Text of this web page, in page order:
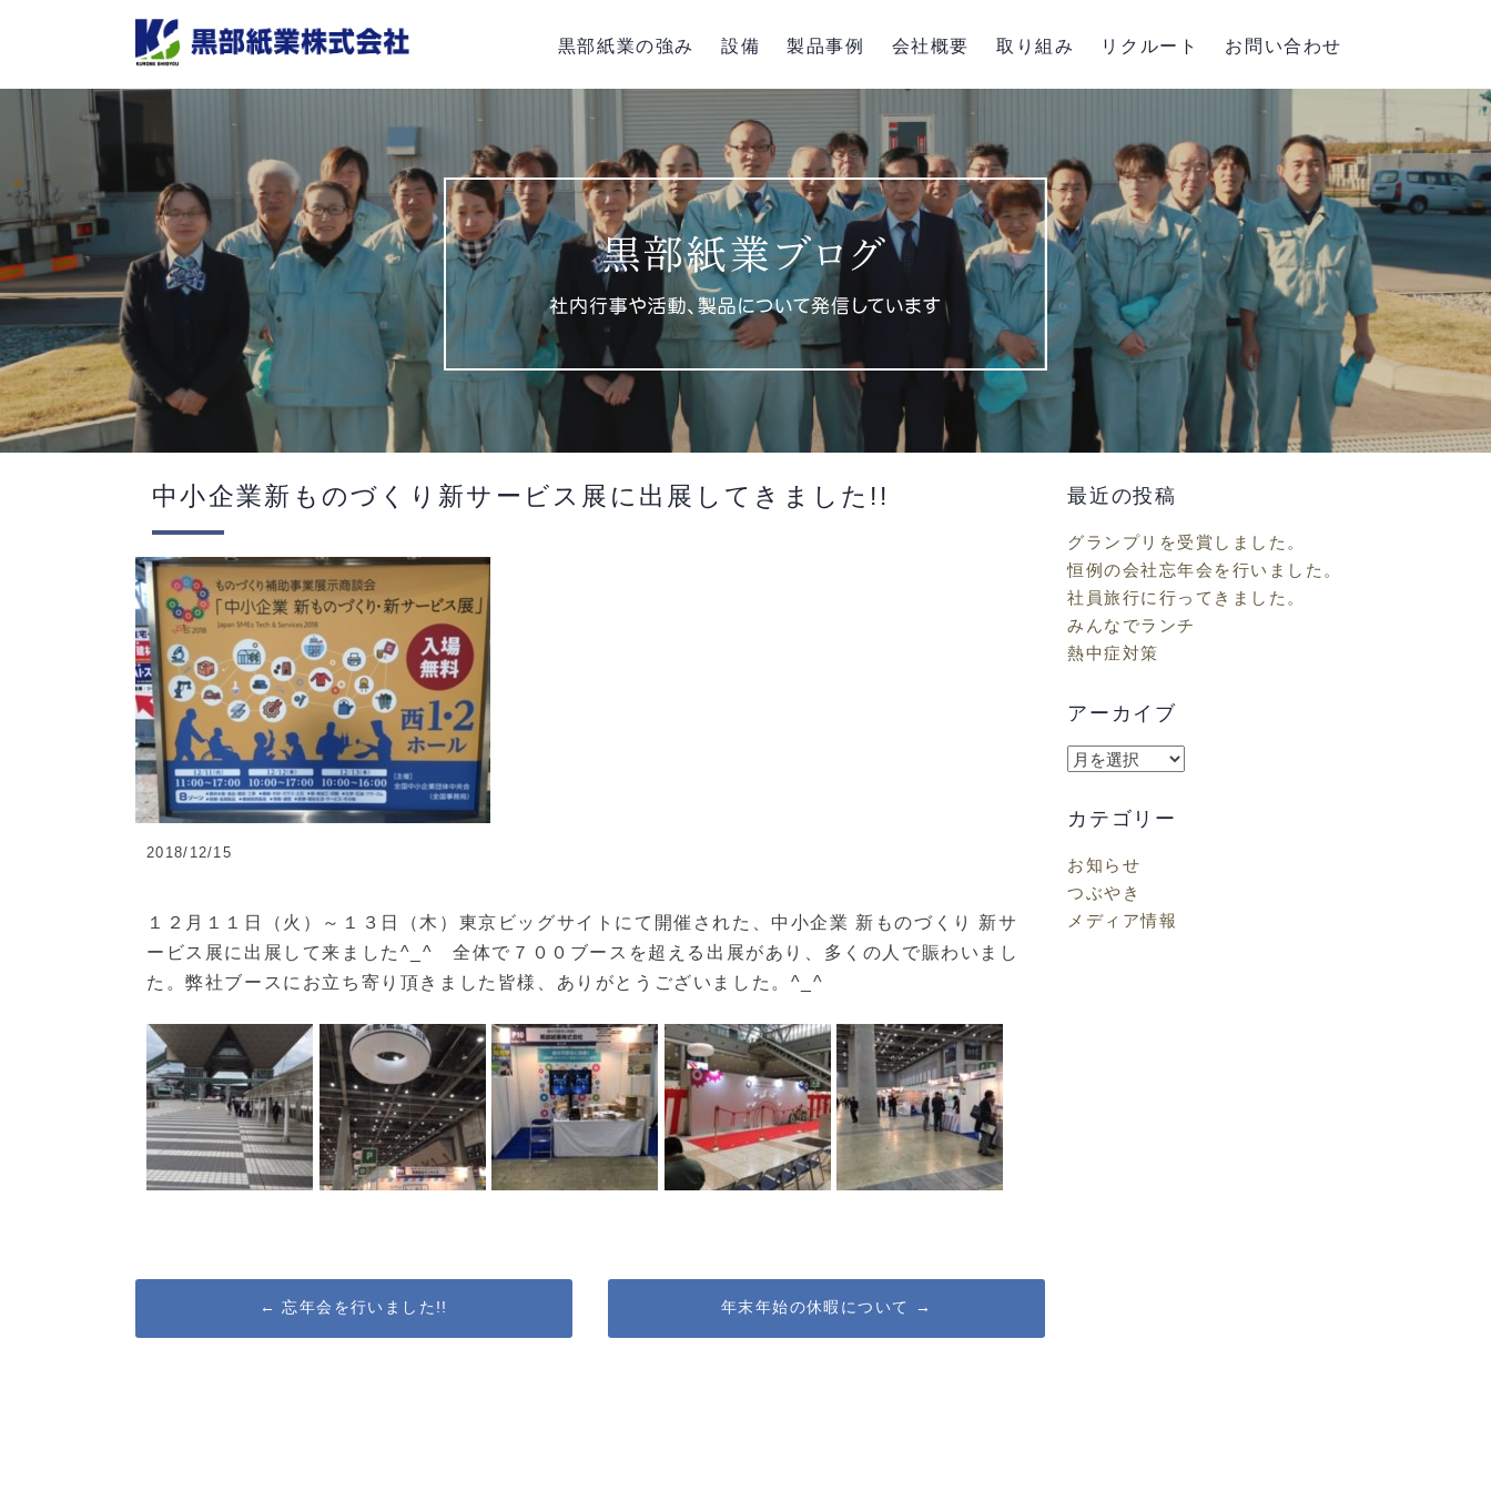
黒部紙業の強み 設備 製品事例 会社概要 取り組み リクルート お問い合わせ
中小企業新ものづくり新サービス展に出展してきました!!
2018/12/15
１２月１１日（火）～１３日（木）東京ビッグサイトにて開催された、中小企業 新ものづくり 新サ
ービス展に出展して来ました^_^ 全体で７００ブースを超える出展があり、多くの人で賑わいまし
た。弊社ブースにお立ち寄り頂きました皆様、ありがとうございました。^_^
navigation
← 忘年会を行いました!! 年末年始の休暇について →
最近の投稿
グランプリを受賞しました。
恒例の会社忘年会を行いました。
社員旅行に行ってきました。
みんなでランチ
熱中症対策
アーカイブ
ア
カ
ブ
カテゴリー
お知らせ
つぶやき
メディア情報